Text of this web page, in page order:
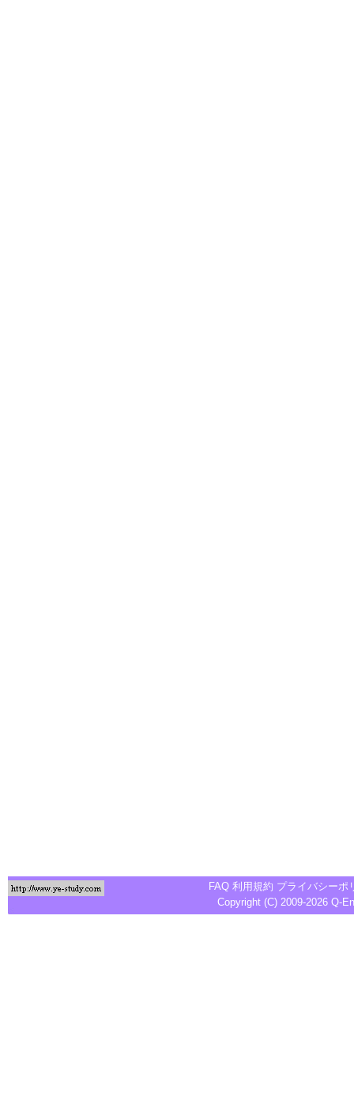
FAQ 利用規約 プライバシーポ
Copyright (C) 2009-2026 Q-